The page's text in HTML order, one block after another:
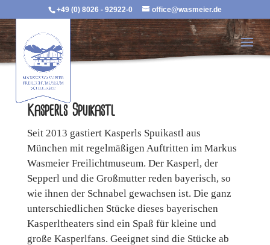
+49 (0) 8026 - 92922-0 office@wasmeier.de
Kasperls Spuikastl
Seit 2013 gastiert Kasperls Spuikastl aus
München mit regelmäßigen Auftritten im Markus
Wasmeier Freilichtmuseum. Der Kasperl, der
Sepperl und die Großmutter reden bayerisch, so
wie ihnen der Schnabel gewachsen ist. Die ganz
unterschiedlichen Stücke dieses bayerischen
Kasperltheaters sind ein Spaß für kleine und
große Kasperlfans. Geeignet sind die Stücke ab